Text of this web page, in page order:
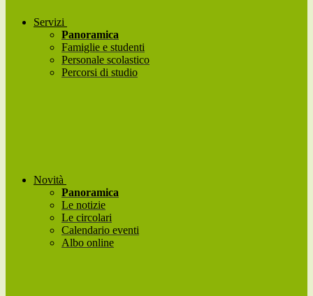
Servizi
Panoramica
Famiglie e studenti
Personale scolastico
Percorsi di studio
Novità
Panoramica
Le notizie
Le circolari
Calendario eventi
Albo online